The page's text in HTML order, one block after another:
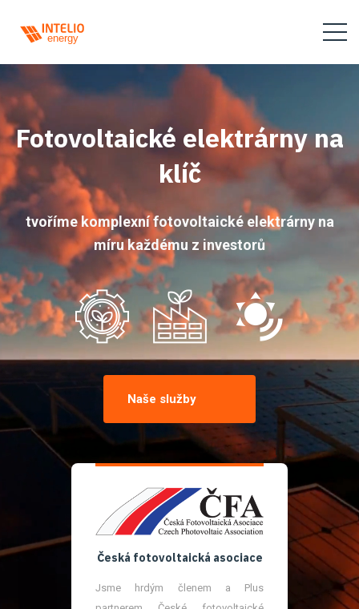
Fotovoltaické elektrárny na
klíč
tvoříme komplexní fotovoltaické elektrárny na
míru každému z investorů
Naše služby
Česká fotovoltaická asociace
Jsme hrdým členem a Plus